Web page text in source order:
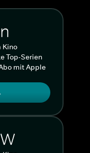
Kino
Top-Serien
mit Apple